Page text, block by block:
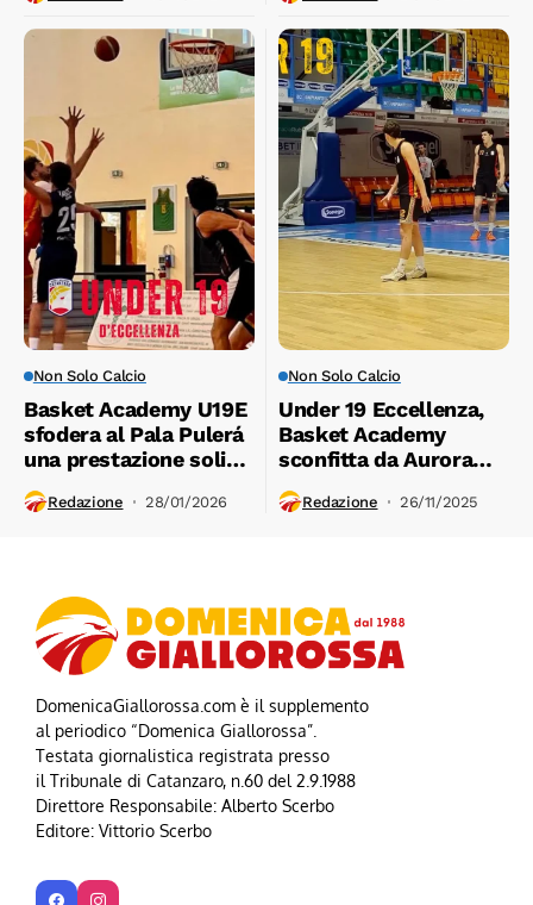
Non Solo Calcio
Basket Academy U19E
sfodera al Pala Pulerá
una prestazione solida
, superando con
autorevolezza Tiber
Redazione 28/01/2026
Non Solo Calcio
Under 19 Eccellenza,
Basket Academy
sconfitta da Aurora
Brindisi 75-57. Ultimo
quarto fatale
Redazione 26/11/2025
DomenicaGiallorossa.com è il supplemento
al periodico “Domenica Giallorossa”.
Testata giornalistica registrata presso
il Tribunale di Catanzaro, n.60 del 2.9.1988
Direttore Responsabile: Alberto Scerbo
Editore: Vittorio Scerbo